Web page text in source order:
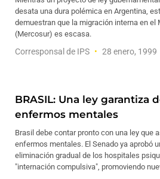
desata una dura polémica en Argentina,
demuestran que la migración interna en el
(Mercosur) es escasa.
Corresponsal de IPS 28 enero, 1999
BRASIL: Una ley garantiza
enfermos mentales
Brasil debe contar pronto con una ley que
enfermos mentales. El Senado ya aprobó
eliminación gradual de los hospitales
"internación compulsiva", promoviendo